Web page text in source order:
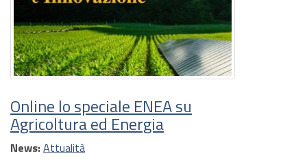
Online lo speciale ENEA su
Agricoltura ed Energia
News:Attualità